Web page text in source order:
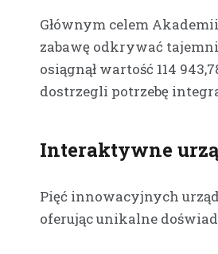
Głównym celem
zabawę odkrywać
osiągnął wartość 114
dostrzegli potrzebę
Interaktywne
Pięć innowacyjnych
oferując unikalne